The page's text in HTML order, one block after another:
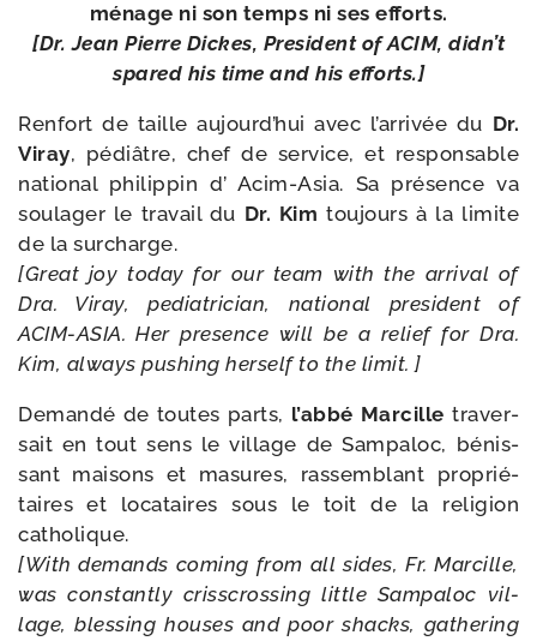
ménage ni son temps ni ses efforts.
[Dr. Jean Pierre Dickes, President of ACIM, didn’t
spa­red his time and his efforts.]
Renfort de taille aujourd’hui avec l’arrivée du Dr.
Viray, pédiâtre, chef de ser­vice, et res­pon­sable
natio­nal phi­lip­pin d’ Acim-​Asia. Sa pré­sence va
sou­la­ger le tra­vail du Dr. Kim tou­jours à la limite
de la sur­charge.
[Great joy today for our team with the arri­val of
Dra. Viray, pedia­tri­cian, natio­nal pre­sident of
ACIM-​ASIA. Her pre­sence will be a relief for Dra.
Kim, always pushing her­self to the limit. ]
Demandé de toutes parts, l’abbé Marcille tra­ver­
sait en tout sens le vil­lage de Sampaloc, bénis­
sant mai­sons et masures, ras­sem­blant pro­prié­
taires et loca­taires sous le toit de la reli­gion
catho­lique.
[With demands coming from all sides, Fr. Marcille,
was constant­ly criss­cros­sing lit­tle Sampaloc vil­
lage, bles­sing houses and poor shacks, gathe­ring